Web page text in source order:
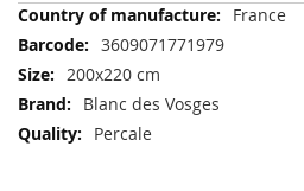
More
Information
France
3609071771979
200x220 cm
Blanc des Vosges
Percale